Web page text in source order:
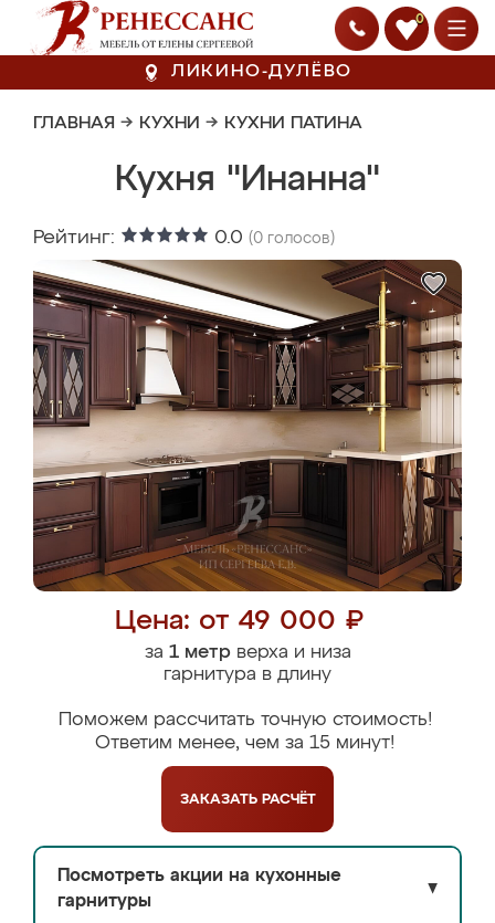
0
ЛИКИНО-ДУЛЁВО
ГЛАВНАЯ → КУХНИ → КУХНИ ПАТИНА
Кухня "Инанна"
Рейтинг: 0.0 (0 голосов)
Цена: от 49 000 ₽
за 1 метрверха и низа
гарнитура в длину
Поможем рассчитать точную стоимость!
Ответим менее, чем за 15 минут!
ЗАКАЗАТЬ РАСЧЁТ
Посмотреть акции на кухонные
гарнитуры
▼